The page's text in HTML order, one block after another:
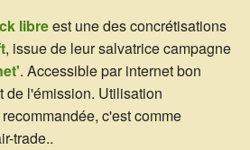
libreest une des concrétisations
, issue de leur salvatrice campagne
. Accessible par internet bon
de l'émission. Utilisation
c'est comme
trade..